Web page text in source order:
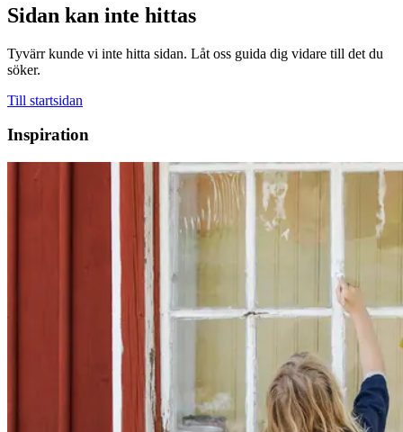
Sidan kan inte hittas
Tyvärr kunde vi inte hitta sidan. Låt oss guida dig vidare till det du
söker.
Till startsidan
Inspiration